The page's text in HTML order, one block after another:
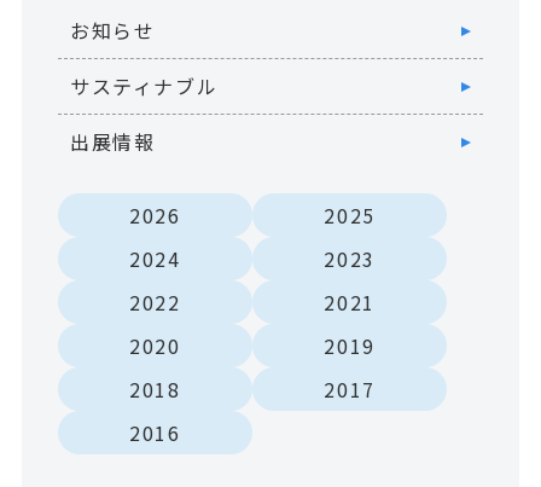
お知らせ
サスティナブル
出展情報
2026
2025
2024
2023
2022
2021
2020
2019
2018
2017
2016